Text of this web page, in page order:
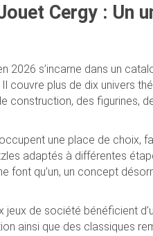
Cergy : Un
2026 s’incarne dans un
couvre plus de dix univers
construction, des figurines,
une place de choix,
adaptés à différentes
font qu’un, un concept
jeux de société bénéficient
ainsi que des classiques